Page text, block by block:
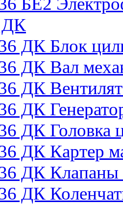
ДК Блок
ДК Вал
ДК
ДК
ДК Головка
ДК Картер
ДК Клапаны
ДК